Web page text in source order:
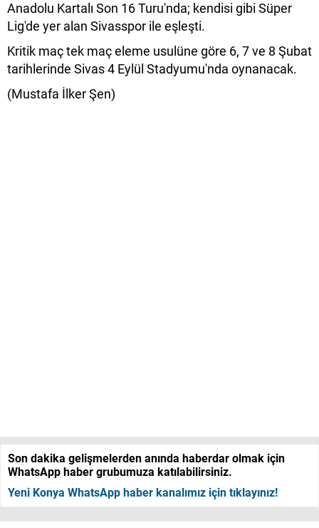
Anadolu Kartalı Son 16 Turu'nda; kendisi gibi Süper
Lig'de yer alan Sivasspor ile eşleşti.
Kritik maç tek maç eleme usulüne göre 6, 7 ve 8 Şubat
tarihlerinde Sivas 4 Eylül Stadyumu'nda oynanacak.
(Mustafa İlker Şen)
Son dakika gelişmelerden anında haberdar olmak için
WhatsApp haber grubumuza katılabilirsiniz.
Yeni Konya WhatsApp haber kanalımız için tıklayınız!